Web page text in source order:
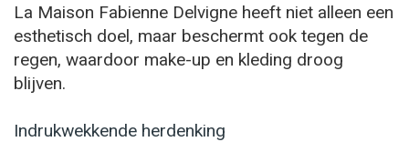
La Maison Fabienne Delvigne heeft niet alleen een
esthetisch doel, maar beschermt ook tegen de
regen, waardoor make-up en kleding droog
blijven.
Indrukwekkende herdenking